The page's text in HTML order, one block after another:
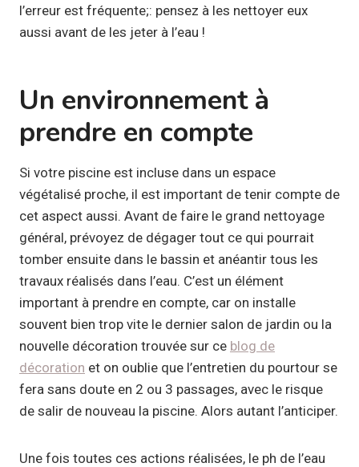
l’erreur est fréquente;: pensez à les nettoyer eux
aussi avant de les jeter à l’eau !
Un environnement à
prendre en compte
Si votre piscine est incluse dans un espace
végétalisé proche, il est important de tenir compte de
cet aspect aussi. Avant de faire le grand nettoyage
général, prévoyez de dégager tout ce qui pourrait
tomber ensuite dans le bassin et anéantir tous les
travaux réalisés dans l’eau. C’est un élément
important à prendre en compte, car on installe
souvent bien trop vite le dernier salon de jardin ou la
nouvelle décoration trouvée sur ce blog de
décoration et on oublie que l’entretien du pourtour se
fera sans doute en 2 ou 3 passages, avec le risque
de salir de nouveau la piscine. Alors autant l’anticiper.
Une fois toutes ces actions réalisées, le ph de l’eau